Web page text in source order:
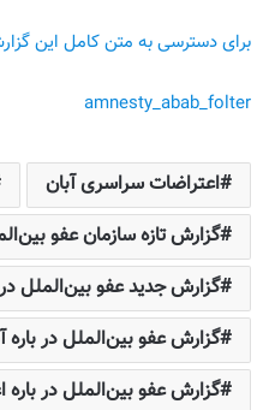
برای دسترسی به متن کامل این
amnesty_abab_folter
اعتراضات سراسری آبان
گزارش تازه سازمان عفو
گزارش جدید عفو بین‌الملل
گزارش عفو بین‌الملل در باره
گزارش عفو بین‌الملل در باره